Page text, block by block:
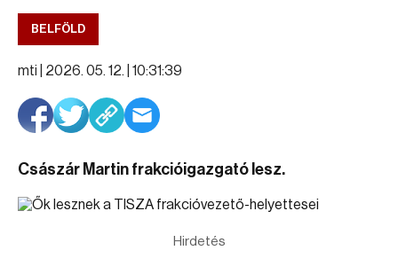
BELFÖLD
mti | 2026. 05. 12. | 10:31:39
Császár Martin frakcióigazgató lesz.
Hirdetés